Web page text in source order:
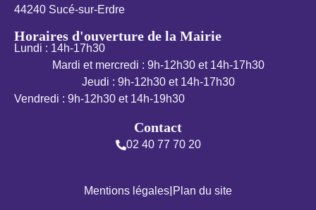
44240 Sucé-sur-Erdre
Horaires d'ouverture de la Mairie
Lundi : 14h-17h30
Mardi et mercredi : 9h-12h30 et 14h-17h30
Jeudi : 9h-12h30 et 14h-17h30
Vendredi : 9h-12h30 et 14h-19h30
Contact
02 40 77 70 20
Mentions légales|Plan du site